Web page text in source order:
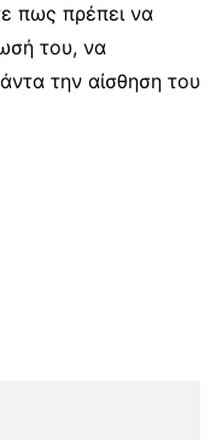
πως πρέπει να
του, να
την αίσθηση του